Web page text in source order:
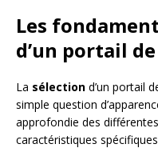
Les
d’un portail
La sélection d’un portail
simple question
approfondie des
caractéristiques